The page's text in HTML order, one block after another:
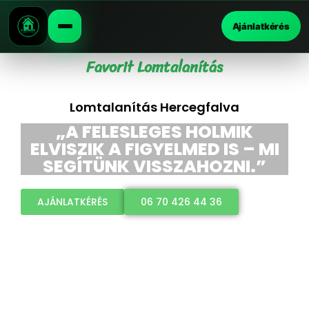
Ajánlatkérés
Favorit Lomtalanítás
Lomtalanítás Hercegfalva
„A FELESLEGES HOLMIK
ELVISZIK A FIGYELMED IS – MI
SEGÍTÜNK VISSZAHOZNI.”
AJÁNLATKÉRÉS 06 70 426 44 36